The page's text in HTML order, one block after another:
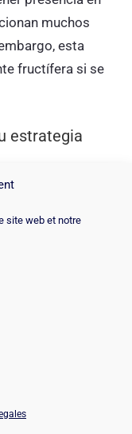
site web et notre
muchos
esta
fructífera si se
estrategia
Facebook es
(vídeos,
familiares;
SEO / GEO